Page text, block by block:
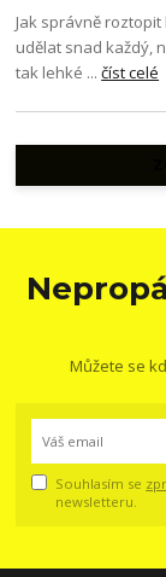
Jak správně
udělat snad každý,
tak lehké ...číst celé
Můžete se
Souhlasím se
newsletteru.